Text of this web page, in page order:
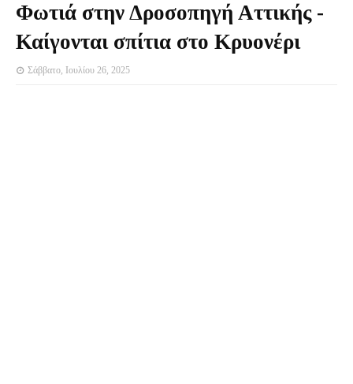
Φωτιά στην Δροσοπηγή Αττικής -
Καίγονται σπίτια στο Κρυονέρι
Σάββατο, Ιουλίου 26, 2025